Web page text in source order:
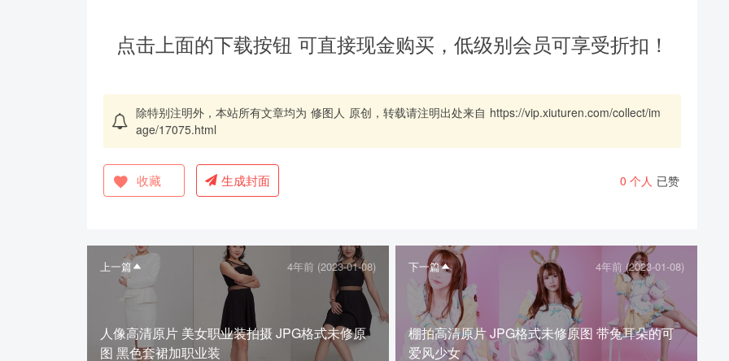
点击上面的下载按钮 可直接现金购买，低级别会员可享受折扣！
除特别注明外，本站所有文章均为 修图人 原创，转载请注明出处来自 https://vip.xiuturen.com/collect/im
age/17075.html
收藏 生成封面 0 个人 已赞
上一篇 4年前 (2023-01-08)
人像高清原片 美女职业装拍摄 JPG格式未修原
图 黑色套裙加职业装
下一篇 4年前 (2023-01-08)
棚拍高清原片 JPG格式未修原图 带兔耳朵的可
爱风少女